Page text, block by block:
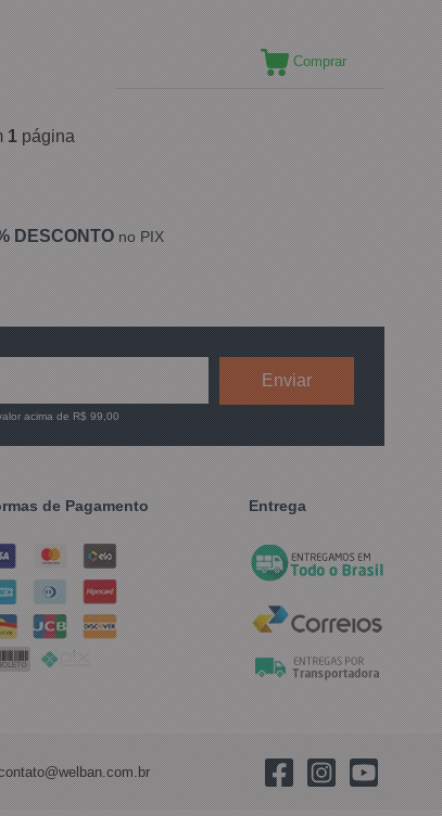
Comprar
1página
DESCONTO no PIX
acima de R$ 99,00
de Pagamento Entrega